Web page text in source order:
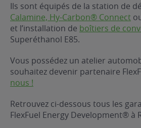
?
gratuit
?
Ils sont équipés de la station de
Calamine, Hy-Carbon® Connect
et l’installation de boîtiers de
Superéthanol E85.
Vous possédez un atelier
souhaitez devenir partenaire
nous !
Retrouvez ci-dessous tous les
FlexFuel Energy Development® à